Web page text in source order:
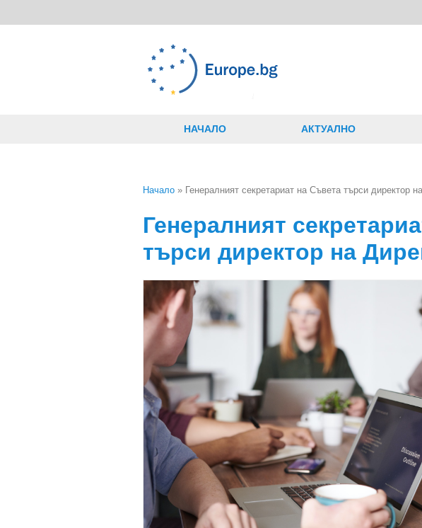
НАЧАЛО АКТУАЛНО
Начало » Генералният секретариат на Съвета търси директор
Генералният
търси директор на